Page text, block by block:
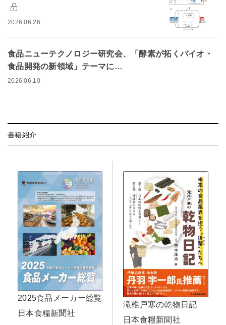
2026.06.26
食品ニューテクノロジー研究会、「酵素が拓くバイオ・
食品開発の新領域」テーマに…
2026.06.10
書籍紹介
2025食品メーカー総覧
日本食糧新聞社
滝椎戸寒の乾物日記
日本食糧新聞社